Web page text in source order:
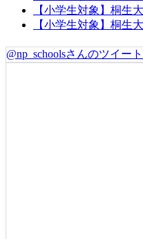
【小学生対象】桐
【小学生対象】桐生
@np_schoolsさんのツイート